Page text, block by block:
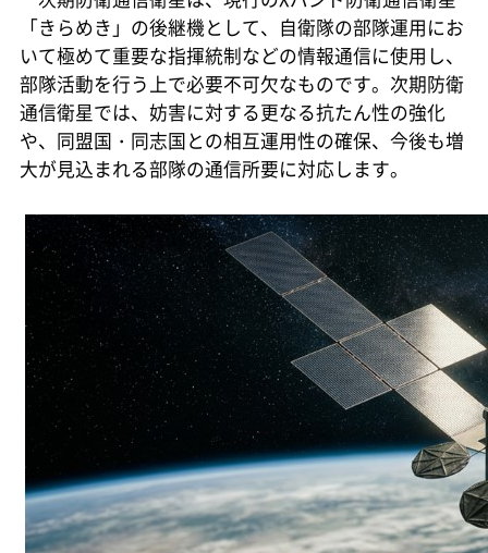
「きらめき」の後継機として、自衛隊の部隊運用にお
いて極めて重要な指揮統制などの情報通信に使用し、
部隊活動を行う上で必要不可欠なものです。次期防衛
通信衛星では、妨害に対する更なる抗たん性の強化
や、同盟国・同志国との相互運用性の確保、今後も増
大が見込まれる部隊の通信所要に対応します。